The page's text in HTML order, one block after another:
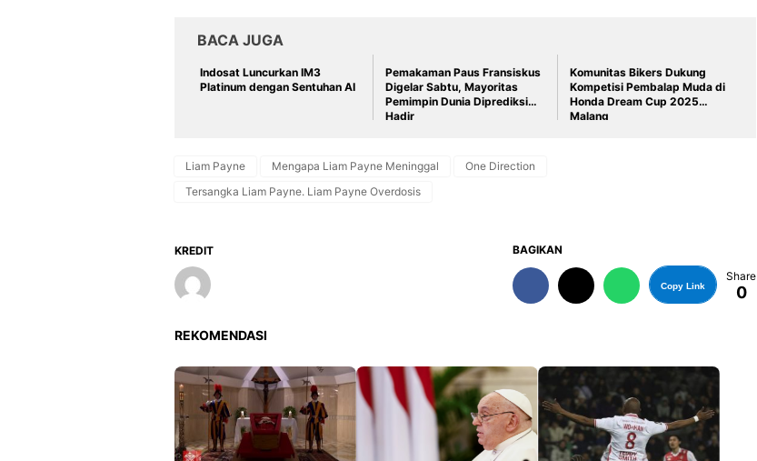
BACA JUGA
Indosat Luncurkan IM3
Platinum dengan Sentuhan AI
Pemakaman Paus Fransiskus
Digelar Sabtu, Mayoritas
Pemimpin Dunia Diprediksi
Hadir
Komunitas Bikers Dukung
Kompetisi Pembalap Muda di
Honda Dream Cup 2025
Malang
Liam Payne Mengapa Liam Payne Meninggal
One Direction
Tersangka Liam Payne. Liam Payne Overdosis
KREDIT BAGIKAN
Copy Link
Share
0
REKOMENDASI